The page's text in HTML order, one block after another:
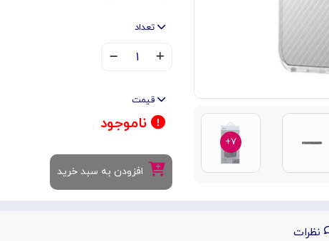
۷+
تعداد
۱
قیمت
ناموجود
افزودن به سبد خرید
نظرات